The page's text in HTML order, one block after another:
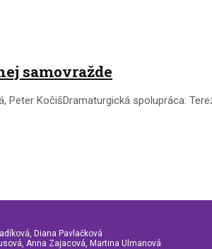
samovražde
Peter KočišDramaturgická spolupráca:
Diana Pavlačková
Anna Zajacová, Martina Ulmanová